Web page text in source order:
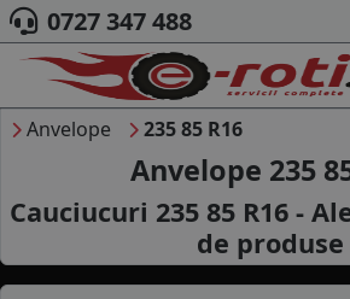
ACASA
DESPRE NOI
ANVELOPE
AUTO
CAMION
MOTO
0727 347 488
Anvelope 235 85 R16
Anvelope 235
Cauciucuri 235 85 R16 -
de produse